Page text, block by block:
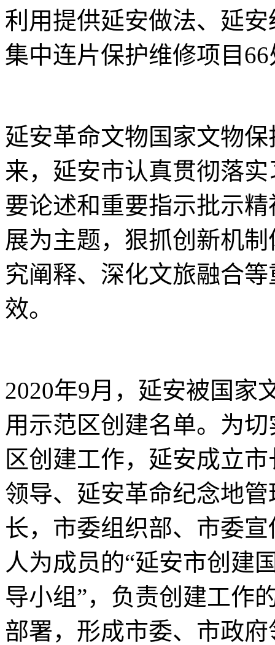
利用提供延安做法、延
集中连片保护维修项目
延安革命文物国家文物
来，延安市认真贯彻落
要论述和重要指示批示
展为主题，狠抓创新机
究阐释、深化文旅融合
效。
2020年9月，延安被国家
用示范区创建名单。为
区创建工作，延安成立
领导、延安革命纪念地
长，市委组织部、市委
人为成员的“延安市创建
导小组”，负责创建工作
部署，形成市委、市政